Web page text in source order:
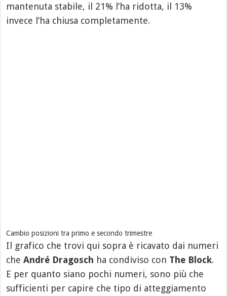
mantenuta stabile, il 21% l’ha ridotta, il 13%
invece l’ha chiusa completamente.
Cambio posizioni tra primo e secondo trimestre
Il grafico che trovi qui sopra è ricavato dai numeri
cheAndré Dragosch ha condiviso con The Block.
E per quanto siano pochi numeri, sono più che
sufficienti per capire che tipo di atteggiamento